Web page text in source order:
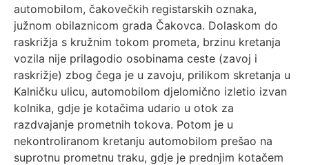
automobilom, čakovečkih registarskih oznaka,
južnom obilaznicom grada Čakovca. Dolaskom do
raskrižja s kružnim tokom prometa, brzinu kretanja
vozila nije prilagodio osobinama ceste (zavoj i
raskrižje) zbog čega je u zavoju, prilikom skretanja u
Kalničku ulicu, automobilom djelomično izletio izvan
kolnika, gdje je kotačima udario u otok za
razdvajanje prometnih tokova. Potom je u
nekontroliranom kretanju automobilom prešao na
suprotnu prometnu traku, gdje je prednjim kotačem